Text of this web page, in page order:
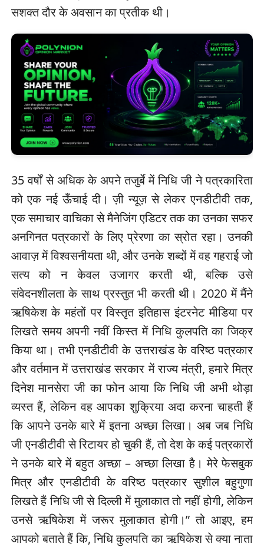
सशक्त दौर के अवसान का प्रतीक थी।
35 वर्षों से अधिक के अपने तजुर्बे में निधि जी ने पत्रकारिता
को एक नई ऊँचाई दी। ज़ी न्यूज़ से लेकर एनडीटीवी तक,
एक समाचार वाचिका से मैनेजिंग एडिटर तक का उनका सफर
अनगिनत पत्रकारों के लिए प्रेरणा का स्रोत रहा। उनकी
आवाज़ में विश्वसनीयता थी, और उनके शब्दों में वह गहराई जो
सत्य को न केवल उजागर करती थी, बल्कि उसे
संवेदनशीलता के साथ प्रस्तुत भी करती थी। 2020 में मैंने
ऋषिकेश के महंतों पर विस्तृत इतिहास इंटरनेट मीडिया पर
लिखते समय अपनी नवीं किस्त में निधि कुलपति का जिक्र
किया था। तभी एनडीटीवी के उत्तराखंड के वरिष्ठ पत्रकार
और वर्तमान में उत्तराखंड सरकार में राज्य मंत्री, हमारे मित्र
दिनेश मानसेरा जी का फोन आया कि निधि जी अभी थोड़ा
व्यस्त हैं, लेकिन वह आपका शुक्रिया अदा करना चाहती हैं
कि आपने उनके बारे में इतना अच्छा लिखा। अब जब निधि
जी एनडीटीवी से रिटायर हो चुकी हैं, तो देश के कई पत्रकारों
ने उनके बारे में बहुत अच्छा – अच्छा लिखा है। मेरे फेसबुक
मित्र और एनडीटीवी के वरिष्ठ पत्रकार सुशील बहुगुणा
लिखते हैं निधि जी से दिल्ली में मुलाकात तो नहीं होगी, लेकिन
उनसे ऋषिकेश में जरूर मुलाकात होगी।” तो आइए, हम
आपको बताते हैं कि, निधि कुलपति का ऋषिकेश से क्या नाता